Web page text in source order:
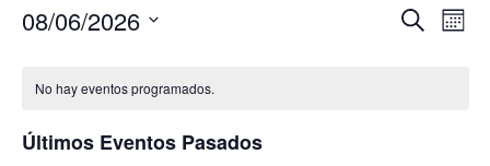
BuscarMes
08/06/2026
No hay eventos programados.
Últimos Eventos Pasados